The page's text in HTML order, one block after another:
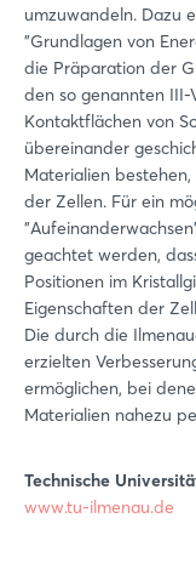
umzuwandeln. Dazu
"Grundlagen von
die Präparation der
den so genannten III-
Kontaktflächen von
übereinander
Materialien
der Zellen. Für ein
geachtet werden,
Positionen im
Eigenschaften der
Die durch die
erzielten
ermöglichen, bei
Materialien nahezu
Technische
www.tu-ilmenau.de